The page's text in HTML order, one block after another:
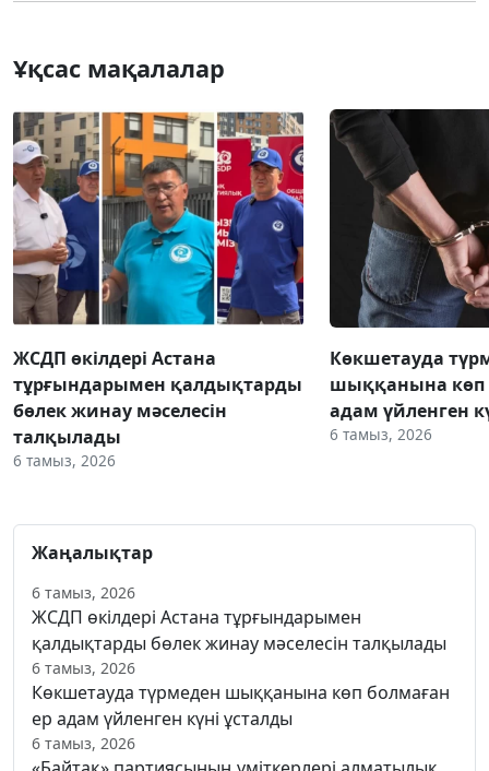
Ұқсас мақалалар
ЖСДП өкілдері Астана
тұрғындарымен қалдықтарды
бөлек жинау мәселесін
талқылады
6 тамыз, 2026
Көкшетауда
шыққанына көп
адам үйленген
6 тамыз, 2026
Жаңалықтар
6 тамыз, 2026
ЖСДП өкілдері Астана тұрғындарымен
қалдықтарды бөлек жинау мәселесін талқылады
6 тамыз, 2026
Көкшетауда түрмеден шыққанына көп болмаған
ер адам үйленген күні ұсталды
6 тамыз, 2026